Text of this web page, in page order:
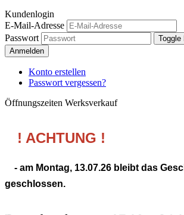
Kundenlogin
E-Mail-Adresse
Passwort
Toggle
Anmelden
Konto erstellen
Passwort vergessen?
Öffnungszeiten Werksverkauf
! ACHTUNG !
- am Montag, 13.07.26 bleibt das
geschlossen.